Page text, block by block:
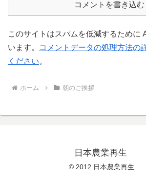
コメントを書き込む
このサイトはスパムを低減するために
います。
コメントデータの処理方法の
ください。
ホーム 朝のご挨拶
日本農業再生
© 2012 日本農業再生 .